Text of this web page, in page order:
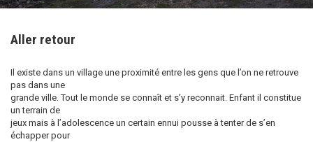
Aller retour
Il existe dans un village une proximité entre les gens que l’on ne retrouve
pas dans une
grande ville. Tout le monde se connaît et s’y reconnait. Enfant il constitue
un terrain de
jeux mais à l’adolescence un certain ennui pousse à tenter de s’en
échapper pour